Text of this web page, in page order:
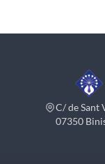
C/ de Sant
07350